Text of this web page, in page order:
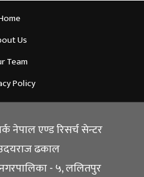
Us
Team
Policy
नेपाल एण्ड रिसर्च सेन्टर
ढकाल
- ५, ललितपुर